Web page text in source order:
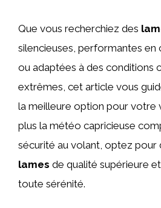
Que vous recherchiez des
silencieuses, performantes en
ou adaptées à des conditions
extrêmes, cet article vous
la meilleure option pour votre
plus la météo capricieuse
sécurité au volant, optez pour
lames de qualité supérieure
toute sérénité.